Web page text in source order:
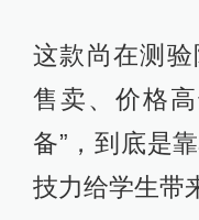
这款尚在测
售卖、价格
备”，到底是
技力给学生带